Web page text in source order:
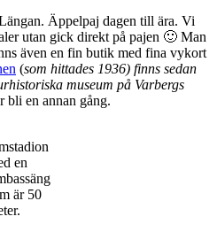
Äppelpaj dagen till ära. Vi
utan gick direkt på pajen 🙂 Man
även en fin butik med fina vykort
(som hittades 1936) finns sedan
museum på Varbergs
bli en annan gång.
en
är 50